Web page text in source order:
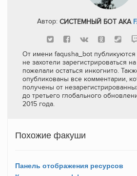
Автор: СИСТЕМНЫЙ БОТ AKA
От имени faqusha_bot
не захотели зарегистрироваться
пожелали остаться инкогнито.
опубликованы все комментарии,
получены от
до третьего глобального
2015 года.
Похожие факуши
Панель отображения ресурсов